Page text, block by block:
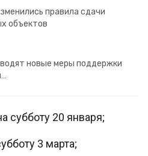
правила сдачи
объектов
новые меры поддержки
субботу 20 января;
3 марта;